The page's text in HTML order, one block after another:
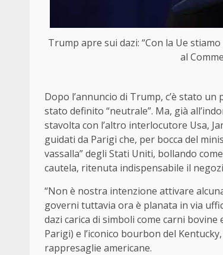
Trump apre sui dazi: “Con la Ue
al
Dopo l’annuncio di Trump, c’è stato
stato definito “neutrale”. Ma, già
stavolta con l’altro interlocutore Usa,
guidati da Parigi che, per bocca del
vassalla” degli Stati Uniti, bollando
cautela, ritenuta indispensabile il
“Non è nostra intenzione attivare
governi tuttavia ora è planata in via
dazi carica di simboli come carni
Parigi) e l’iconico bourbon del
rappresaglie americane.